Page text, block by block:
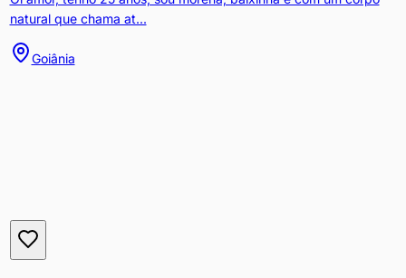
natural que chama at...
Goiânia